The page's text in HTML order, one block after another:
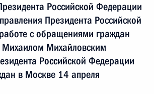
Российской Федерации
Президента Российской
с обращениями граждан
Михаилом Михайловским
Российской Федерации
в Москве 14 апреля